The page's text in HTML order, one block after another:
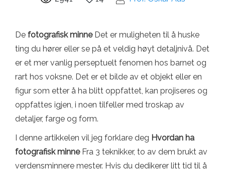
De fotografisk minneDet er muligheten til å huske
ting du hører eller se på et veldig høyt detaljnivå. Det
er et mer vanlig perseptuelt fenomen hos barnet og
rart hos voksne. Det er et bilde av et objekt eller en
figur som etter å ha blitt oppfattet, kan projiseres og
oppfattes igjen, i noen tilfeller med troskap av
detaljer, farge og form.
I denne artikkelen vil jeg forklare deg Hvordan ha
fotografisk minne Fra 3 teknikker, to av dem brukt av
verdensminnere mester. Hvis du dedikerer litt tid til å